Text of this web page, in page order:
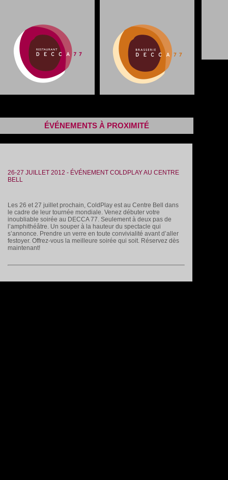
ÉVÉNEMENTS À PROXIMITÉ
26-27 JUILLET 2012 - ÉVÉNEMENT COLDPLAY AU CENTRE
BELL
Les 26 et 27 juillet prochain, ColdPlay est au Centre Bell dans
le cadre de leur tournée mondiale. Venez débuter votre
inoubliable soirée au DECCA 77. Seulement à deux pas de
l’amphithéâtre. Un souper à la hauteur du spectacle qui
s’annonce. Prendre un verre en toute convivialité avant d’aller
festoyer. Offrez-vous la meilleure soirée qui soit. Réservez dès
maintenant!